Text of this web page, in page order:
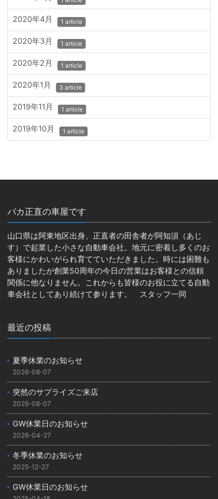
2020年4月 1 article
2020年3月 1 article
2020年2月 1 article
2020年1月 3 article
2019年11月 1 article
2019年10月 1 article
バカ正直の車屋です
山口県は阿東地区出身、正直者の田舎者が阿知須（あじ
す）で起業した小さな自動車会社。地元に密着し多くのお
客様にかわいがられ育てていただきました。時には困難も
ありましたが創業50周年の今日の営業はお客様との信頼
関係に他なりません。これからも皆様のお役に立てる自動
車会社としてあり続けて参ります。 スタッフ一同
最近の投稿
夏季休業のお知らせ
2026-08-07
突然のサプライズご来店
2026-08-07
GW休業日のお知らせ
2026-04-27
冬季休業のお知らせ
2025-12-27
GW休業日のお知らせ